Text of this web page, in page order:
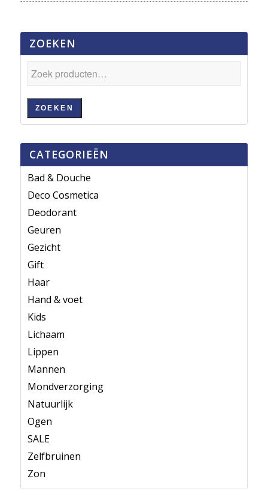
ZOEKEN
ZOEKEN
CATEGORIEËN
Bad & Douche
Deco Cosmetica
Deodorant
Geuren
Gezicht
Gift
Haar
Hand & voet
Kids
Lichaam
Lippen
Mannen
Mondverzorging
Natuurlijk
Ogen
SALE
Zelfbruinen
Zon